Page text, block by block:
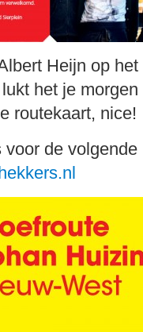
Heijn op
het je
routekaart, nice!
de